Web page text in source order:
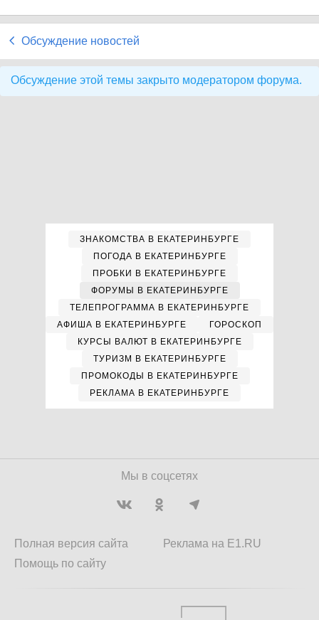
Обсуждение новостей
Обсуждение этой темы закрыто модератором форума.
ЗНАКОМСТВА В ЕКАТЕРИНБУРГЕ
ПОГОДА В ЕКАТЕРИНБУРГЕ
ПРОБКИ В ЕКАТЕРИНБУРГЕ
ФОРУМЫ В ЕКАТЕРИНБУРГЕ
ТЕЛЕПРОГРАММА В ЕКАТЕРИНБУРГЕ
АФИША В ЕКАТЕРИНБУРГЕ
ГОРОСКОП
КУРСЫ ВАЛЮТ В ЕКАТЕРИНБУРГЕ
ТУРИЗМ В ЕКАТЕРИНБУРГЕ
ПРОМОКОДЫ В ЕКАТЕРИНБУРГЕ
РЕКЛАМА В ЕКАТЕРИНБУРГЕ
Мы в соцсетях
Полная версия сайта
Помощь по сайту
Реклама на E1.RU